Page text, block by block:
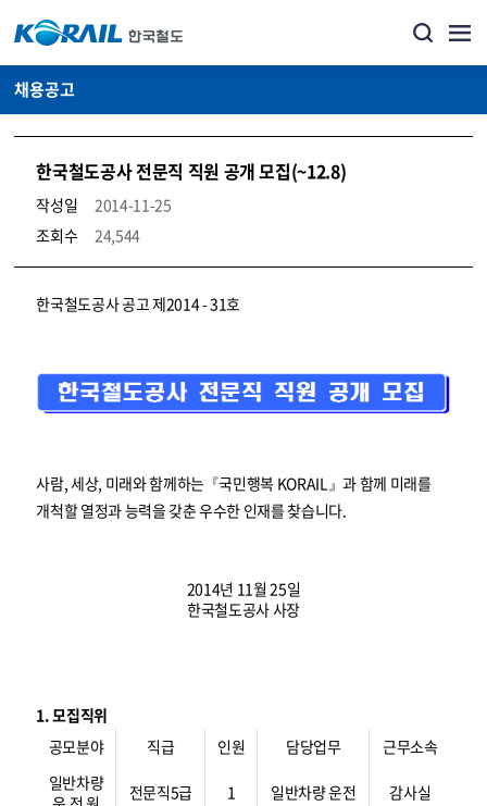
채용공고
한국철도공사 전문직 직원 공개 모집(~12.8)
작성일
2014-11-25
조회수
24,544
코레일소개_경영공시_채용공고 상세보기 – 내용, 파일, 담당자 연락처로 구성
한국철도공사 공고 제2014 - 31호
사람, 세상, 미래와 함께하는『국민행복 KORAIL』과 함께 미래를
개척할 열정과 능력을 갖춘 우수한 인재를 찾습니다.
2014년 11월 25일
한국철도공사 사장
1. 모집직위
공모분야
직급 인원 담당업무
근무소속
일반차량
전문직5급 1 일반차량 운전 감사실